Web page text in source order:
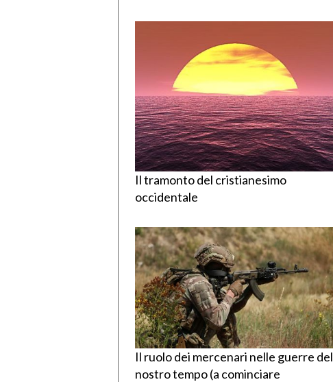
Il tramonto del cristianesimo
occidentale
Il ruolo dei mercenari nelle guerre del
nostro tempo (a cominciare